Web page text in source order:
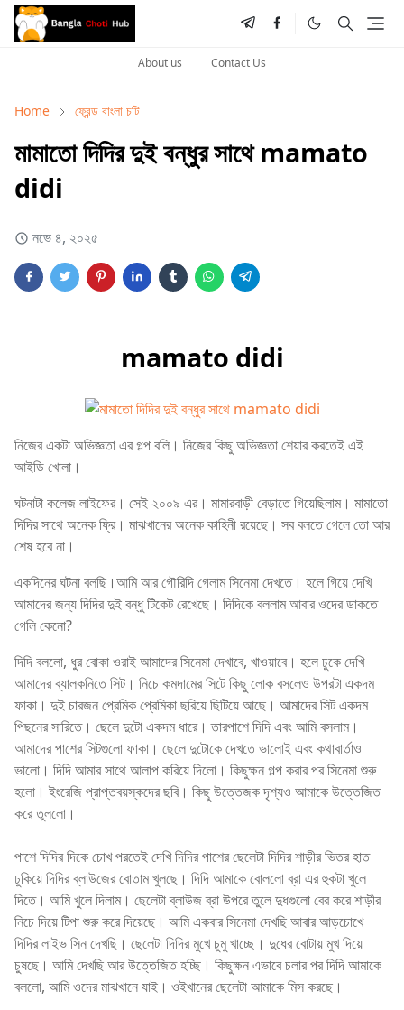
About us Contact Us
Home ফ্রেন্ড বাংলা চটি
মামাতো দিদির দুই বন্ধুর সাথে mamato
didi
নভে ৪, ২০২৫
mamato didi
নিজের একটা অভিজ্ঞতা এর গল্প বলি। নিজের কিছু অভিজ্ঞতা শেয়ার করতেই এই
আইডি খোলা।
ঘটনাটা কলেজ লাইফের। সেই ২০০৯ এর। মামারবাড়ী বেড়াতে গিয়েছিলাম। মামাতো
দিদির সাথে অনেক ফ্রি। মাঝখানের অনেক কাহিনী রয়েছে। সব বলতে গেলে তো আর
শেষ হবে না।
একদিনের ঘটনা বলছি।আমি আর গৌরিদি গেলাম সিনেমা দেখতে। হলে গিয়ে দেখি
আমাদের জন্য দিদির দুই বন্ধু টিকেট রেখেছে। দিদিকে বললাম আবার ওদের ডাকতে
গেলি কেনো?
দিদি বললো, ধুর বোকা ওরাই আমাদের সিনেমা দেখাবে, খাওয়াবে। হলে ঢুকে দেখি
আমাদের ব্যালকনিতে সিট। নিচে কমদামের সিটে কিছু লোক বসলেও উপরটা একদম
ফাকা। দুই চারজন প্রেমিক প্রেমিকা ছরিয়ে ছিটিয়ে আছে। আমাদের সিট একদম
পিছনের সারিতে। ছেলে দুটো একদম ধারে। তারপাশে দিদি এবং আমি বসলাম।
আমাদের পাশের সিটগুলো ফাকা। ছেলে দুটোকে দেখতে ভালোই এবং কথাবার্তাও
ভালো। দিদি আমার সাথে আলাপ করিয়ে দিলো। কিছুক্ষন গল্প করার পর সিনেমা শুরু
হলো। ইংরেজি প্রাপ্তবয়স্কদের ছবি। কিছু উত্তেজক দৃশ্যও আমাকে উত্তেজিত
করে তুললো।
পাশে দিদির দিকে চোখ পরতেই দেখি দিদির পাশের ছেলেটা দিদির শাড়ীর ভিতর হাত
ঢুকিয়ে দিদির ব্লাউজের বোতাম খুলছে। দিদি আমাকে বোললো ব্রা এর হুকটা খুলে
দিতে। আমি খুলে দিলাম। ছেলেটা ব্লাউজ ব্রা উপরে তুলে দুধগুলো বের করে শাড়ীর
নিচে দিয়ে টিপা শুরু করে দিয়েছে। আমি একবার সিনেমা দেখছি আবার আড়চোখে
দিদির লাইভ সিন দেখছি। ছেলেটা দিদির মুখে চুমু খাচ্ছে। দুধের বোটায় মুখ দিয়ে
চুষছে। আমি দেখছি আর উত্তেজিত হচ্ছি। কিছুক্ষন এভাবে চলার পর দিদি আমাকে
বললো, আমি ওদের মাঝখানে যাই। ওইখানের ছেলেটা আমাকে মিস করছে।